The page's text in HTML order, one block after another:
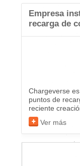
Empresa
recarga de
Chargeverse
puntos de
reciente
Ver más